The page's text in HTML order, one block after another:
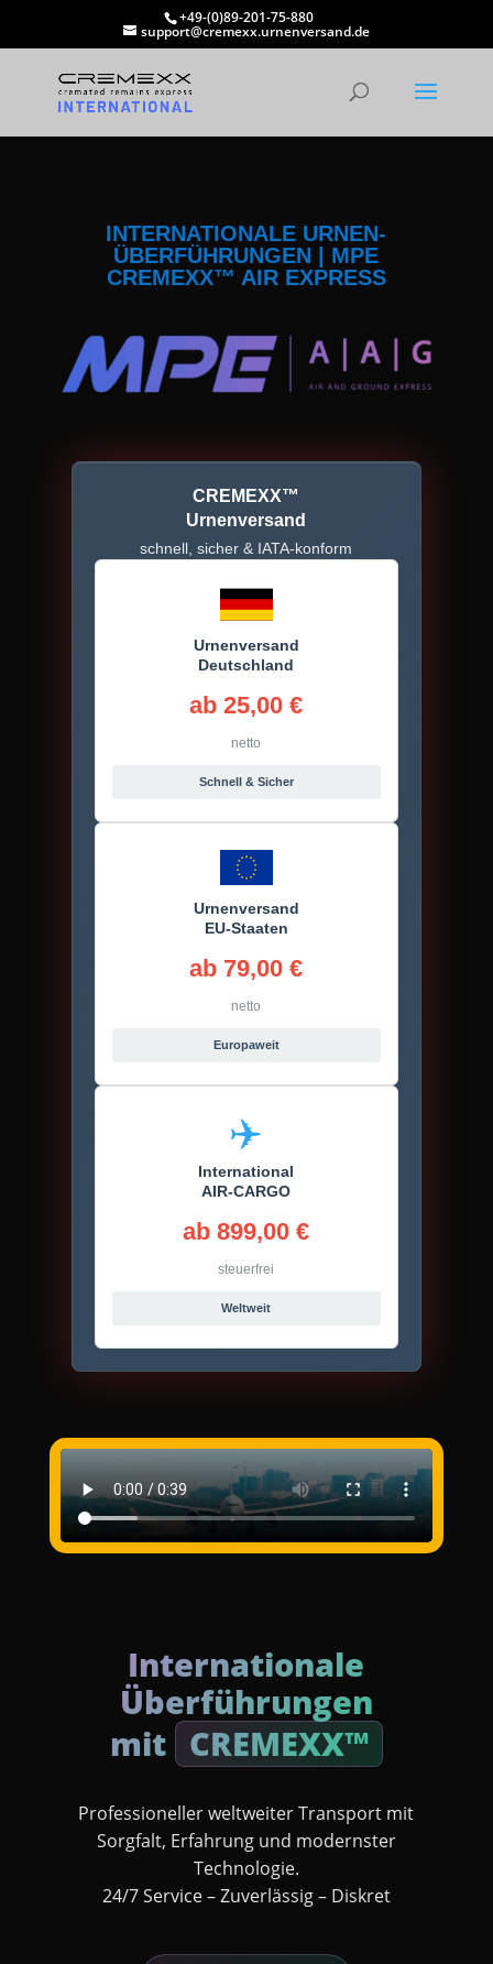
+49-(0)89-201-75-880
support@cremexx.urnenversand.de
INTERNATIONALE URNEN-
ÜBERFÜHRUNGEN | MPE
CREMEXX™ AIR EXPRESS
CREMEXX™
Urnenversand
schnell, sicher & IATA-konform
Urnenversand
Deutschland
ab 25,00 €
netto
Schnell & Sicher
Urnenversand
EU-Staaten
ab 79,00 €
netto
Europaweit
✈️
International
AIR-CARGO
ab 899,00 €
steuerfrei
Weltweit
Internationale
Überführungen
mit CREMEXX™
Professioneller weltweiter Transport mit
Sorgfalt, Erfahrung und modernster
Technologie.
24/7 Service – Zuverlässig – Diskret